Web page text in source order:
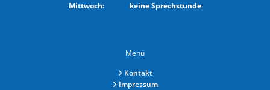
Mittwoch: keine Sprechstunde
Menü
Kontakt
Impressum